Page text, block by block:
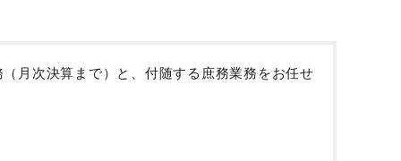
月次決算まで）と、付随する庶務業務をお任せ